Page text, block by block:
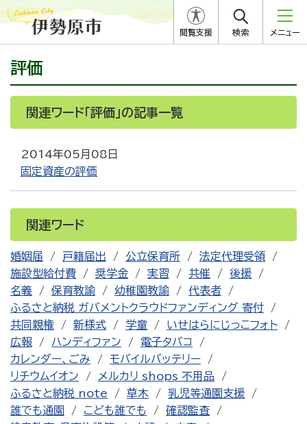
閲覧支援 検索 メニュー
評価
関連ワード「評価」の記事一覧
2014年05月08日
固定資産の評価
関連ワード
婚姻届 戸籍届出 公立保育所
法定代理受領
施設型給付費
奨学金 実習 共催
後援
名義
保育教諭 幼稚園教諭
代表者
ふるさと納税 ガバメントクラウドファンディング 寄付
共同親権
新様式 学童
いせはらにじっこフォト
広報
ハンディファン
電子タバコ
カレンダー、ごみ
モバイルバッテリー
リチウムイオン
メルカリ shops 不用品
ふるさと納税 note
草木
乳児等通園支援
誰でも通園
こども誰でも
確認監査